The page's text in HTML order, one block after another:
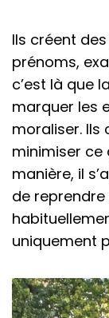
Ils créent
prénoms,
c’est là que
marquer les
moraliser. Ils
minimiser ce
manière, il
de
uniquement